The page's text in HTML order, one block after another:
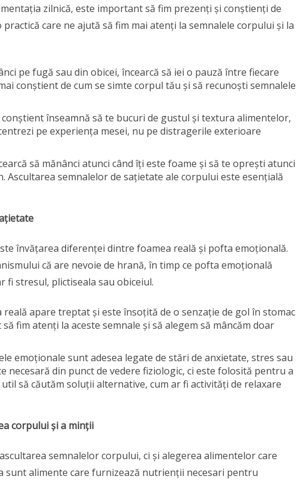
zilnică, este important să fim prezenți și conștienți de
care ne ajută să fim mai atenți la semnalele corpului și la
pe fugă sau din obicei, încearcă să iei o pauză între fiecare
conștient de cum se simte corpul tău și să recunoști semnalele
înseamnă să te bucuri de gustul și textura alimentelor,
pe experiența mesei, nu pe distragerile exterioare
să mănânci atunci când îți este foame și să te oprești atunci
Ascultarea semnalelor de sațietate ale corpului este esențială
învățarea diferenței dintre foamea reală și pofta emoțională.
că are nevoie de hrană, în timp ce pofta emoțională
fi stresul, plictiseala sau obiceiul.
reală apare treptat și este însoțită de o senzație de gol în stomac
fim atenți la aceste semnale și să alegem să mâncăm doar
emoționale sunt adesea legate de stări de anxietate, stres sau
necesară din punct de vedere fiziologic, ci este folosită pentru a
să căutăm soluții alternative, cum ar fi activități de relaxare
corpului și a minții
semnalelor corpului, ci și alegerea alimentelor care
sunt alimente care furnizează nutrienții necesari pentru